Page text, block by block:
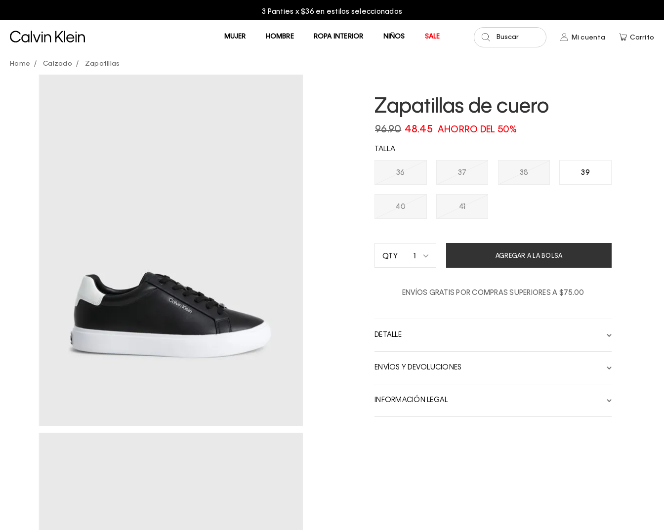
Entrega GRATIS en compras mayores a $75.00
Buscar Mi cuenta Carrito
MUJER HOMBRE ROPA INTERIOR NIÑOS SALE
Calzado Zapatillas
Zapatillas de cuero
96.90 48.45 AHORRO DEL 50%
TALLA
36 37 38 39
40 41
QTY 1
5
10
AGREGAR A LA BOLSA
ENVÍOS GRATIS POR COMPRAS SUPERIORES A $75.00
DETALLE
ENVÍOS Y DEVOLUCIONES
INFORMACIÓN LEGAL